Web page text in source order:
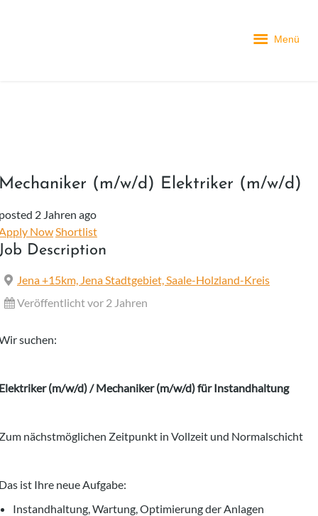
Menü
(m/w/d) Elektriker (m/w/d)
2 Jahren ago
NowShortlist
Description
Jena +15km, Jena Stadtgebiet, Saale-Holzland-Kreis
Veröffentlicht vor 2 Jahren
suchen:
(m/w/d) / Mechaniker (m/w/d) für Instandhaltung
nächstmöglichen Zeitpunkt in Vollzeit und Normalschicht
ist Ihre neue Aufgabe:
Instandhaltung, Wartung, Optimierung der Anlagen